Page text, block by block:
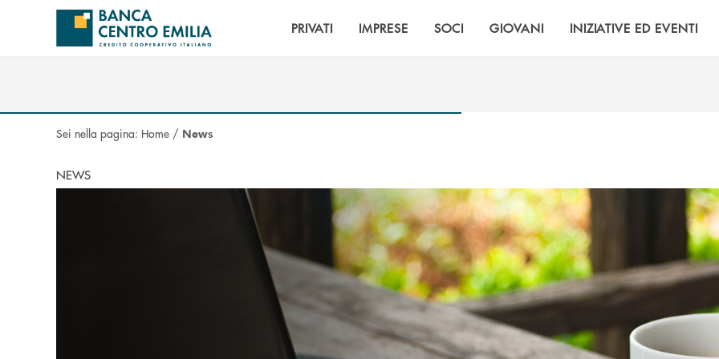
Salta al contenuto principale
PRIVATI IMPRESE SOCI GIOVANI INIZIATIVE ED EVENTI
Sei nella pagina: Home / News
NEWS